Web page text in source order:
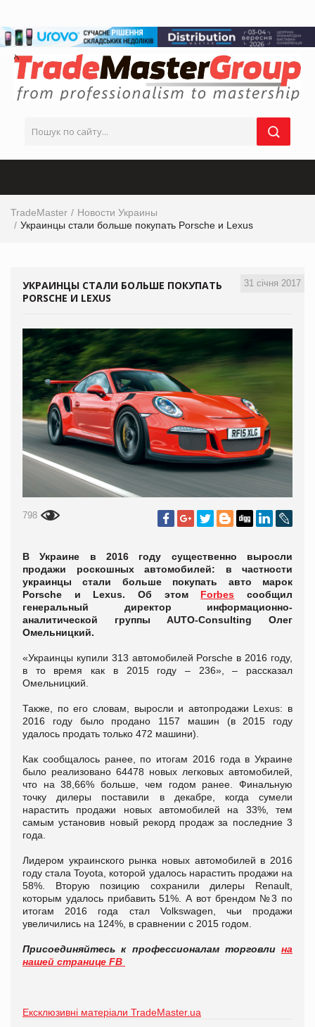
TradeMaster
Новости Украины
Украинцы стали больше покупать Porsche и Lexus
31 січня 2017
УКРАИНЦЫ СТАЛИ БОЛЬШЕ ПОКУПАТЬ
PORSCHE И LEXUS
798
В Украине в 2016 году существенно выросли
продажи роскошных автомобилей: в частности
украинцы стали больше покупать авто марок
Porsche и Lexus. Об этом Forbes сообщил
генеральный директор информационно-
аналитической группы AUTO-Consulting Олег
Омельницкий.
«Украинцы купили 313 автомобилей Porsche в 2016 году,
в то время как в 2015 году – 236», – рассказал
Омельницкий.
Также, по его словам, выросли и автопродажи Lexus: в
2016 году было продано 1157 машин (в 2015 году
удалось продать только 472 машини).
Как сообщалось ранее, по итогам 2016 года в Украине
было реализовано 64478 новых легковых автомобилей,
что на 38,66% больше, чем годом ранее. Финальную
точку дилеры поставили в декабре, когда сумели
нарастить продажи новых автомобилей на 33%, тем
самым установив новый рекорд продаж за последние 3
года.
Лидером украинского рынка новых автомобилей в 2016
году стала Toyota, которой удалось нарастить продажи на
58%. Вторую позицию сохранили дилеры Renault,
которым удалось прибавить 51%. А вот брендом №3 по
итогам 2016 года стал Volkswagen, чьи продажи
увеличились на 124%, в сравнении с 2015 годом.
Присоединяйтесь к профессионалам торговли на
нашей странице FB
Ексклюзивні матеріали TradeMaster.ua